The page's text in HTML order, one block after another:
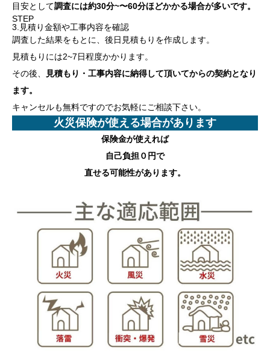
目安として調査には約30分~〜60分ほどかかる場合が多いです。
STEP
3.見積り金額や工事内容を確認
調査した結果をもとに、後日見積もりを作成します。
見積もりには2~7日程度かかります。
その後、
見積もり・工事内容に納得して頂いてからの契約となり
ます。
キャンセルも無料ですのでお気軽にご相談下さい。
火災保険が使える場合があります
保険金が使えれば
自己負担０円で
直せる可能性があります。